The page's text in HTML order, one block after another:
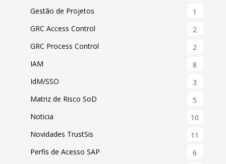
Gestão de Projetos
1
GRC Access Control
2
GRC Process Control
2
IAM
8
IdM/SSO
3
Matriz de Risco SoD
5
Noticia
10
Novidades TrustSis
11
Perfis de Acesso SAP
6